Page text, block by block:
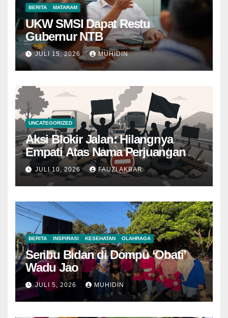
BERITA MATARAM
UKW SMSI Dapat Restu
Gubernur NTB
JULI 15, 2026 MUHIDIN
UNCATEGORIZED
Aksi Blokir Jalan: Hilangnya
Empati Atas Nama Perjuangan
JULI 10, 2026 FAUZI AKBAR
BERITA INSPIRASI KESEHATAN OLAHRAGA
Seribu Bidan di Dompu ‘Obati’
Wadu Jao
JULI 5, 2026 MUHIDIN